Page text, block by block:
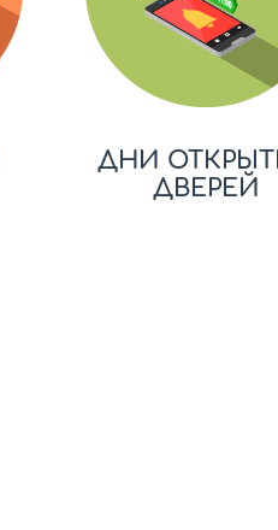
ДНИ
ДВЕРЕЙ